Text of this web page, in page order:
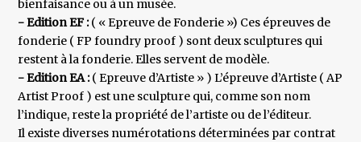
bienfaisance ou à un musée.
- Edition EF :( « Epreuve de Fonderie ») Ces épreuves de
fonderie ( FP foundry proof ) sont deux sculptures qui
restent à la fonderie. Elles servent de modèle.
- Edition EA :( Epreuve d’Artiste » ) L’épreuve d’Artiste ( AP
Artist Proof ) est une sculpture qui, comme son nom
l’indique, reste la propriété de l’artiste ou de l’éditeur.
Il existe diverses numérotations déterminées par contrat